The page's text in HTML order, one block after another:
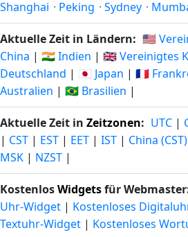
Shanghai · Peking · Sydney ·
Aktuelle Zeit in Ländern: 🇺🇸
China | 🇮🇳 Indien | 🇬🇧 Vereinigtes
Deutschland | 🇯🇵 Japan | 🇫🇷
Australien | 🇧🇷 Brasilien |
Aktuelle Zeit in Zeitzonen: UTC |
| CST | EST | EET | IST | China (CST)
MSK | NZST |
KostenlosWidgetsfür
Uhr-Widget | Kostenloses
Textuhr-Widget | Kostenloses